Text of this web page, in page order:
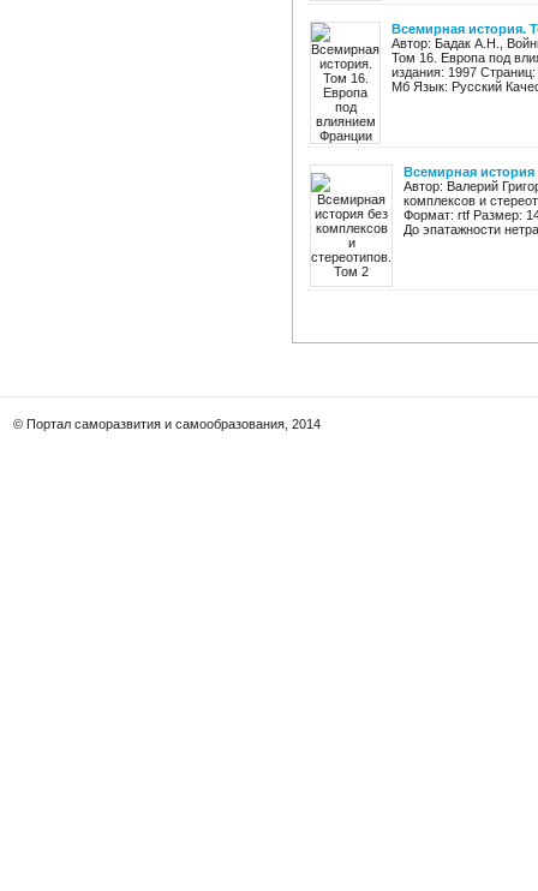
Всемирная история.
Автор: Бадак А.Н.,
Том 16. Европа под
издания: 1997
Мб Язык: Русский
Всемирная история
Автор: Валерий
комплексов и
Формат: rtf Размер:
До эпатажности
© Портал саморазвития и самообразования, 2014